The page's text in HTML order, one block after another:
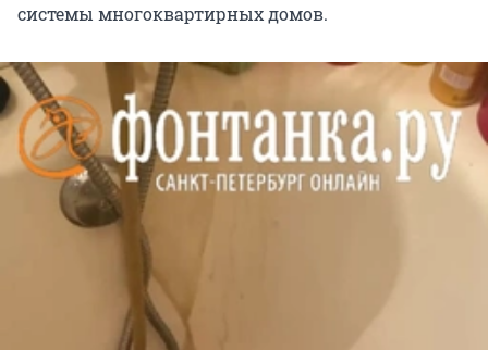
системы многоквартирных домов.